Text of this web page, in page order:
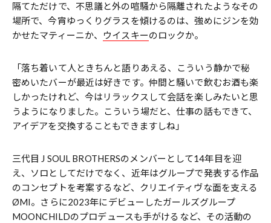
隔てただけで、不思議と外の喧騒から隔離されたようなその
場所で、今宵ゆっくりグラスを傾けるのは、強めにジンを効
かせたマティーニか、 ウイスキーのロックか。
「落ち着いて人ときちんと語りあえる、こういう静かで秘
密めいたバーが最近は好きです。仲間と騒いで飲むお酒も楽
しかったけれど、今はリラックスして会話を楽しみたいと思
うようになりました。こういう場だと、仕事の話もできて、
アイデアを交換することもできますしね」
三代目 J SOUL BROTHERSのメンバーとして14年目を迎
え、ソロとしてだけでなく、近年はグループで発表する作品
のコンセプトを考案するなど、クリエイティヴな面を支える
ØMI。さらに2023年にデビューしたガールズグループ
MOONCHILDのプロデュースも手がけるなど、その活動の